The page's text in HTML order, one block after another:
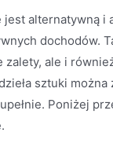
alternatywną i
dochodów.
zalety, ale i
sztuki
Poniżej